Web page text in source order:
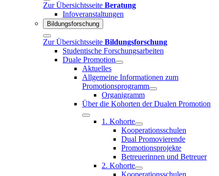
Zur Übersichtsseite Beratung
Infoveranstaltungen
Bildungsforschung
Zur Übersichtsseite Bildungsforschung
Studentische Forschungsarbeiten
Duale Promotion
Aktuelles
Allgemeine Informationen zum
Promotionsprogramm
Organigramm
Über die Kohorten der Dualen Promotion
1. Kohorte
Kooperationsschulen
Dual Promovierende
Promotionsprojekte
Betreuerinnen und Betreuer
2. Kohorte
Kooperationsschulen